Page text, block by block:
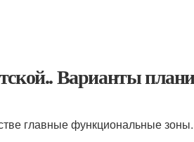
Варианты
главные функциональные зоны.